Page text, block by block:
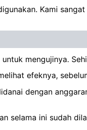
Kami
mengujinya.
efeknya,
dengan
selama ini sudah